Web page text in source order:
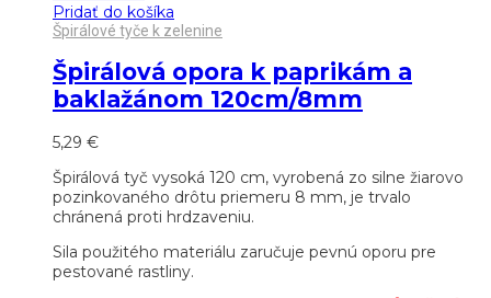
Pridať do košíka
Špirálové tyče k zelenine
Špirálová opora k paprikám a
baklažánom 120cm/8mm
5,29 €
Špirálová tyč vysoká 120 cm, vyrobená zo silne žiarovo
pozinkovaného drôtu priemeru 8 mm, je trvalo
chránená proti hrdzaveniu.
Sila použitého materiálu zaručuje pevnú oporu pre
pestované rastliny.